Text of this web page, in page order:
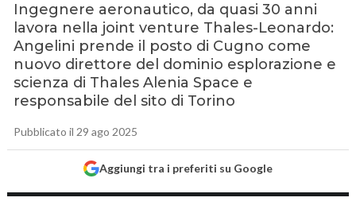
Ingegnere aeronautico, da quasi 30 anni
lavora nella joint venture Thales-Leonardo:
Angelini prende il posto di Cugno come
nuovo direttore del dominio esplorazione e
scienza di Thales Alenia Space e
responsabile del sito di Torino
Pubblicato il 29 ago 2025
Aggiungi tra i preferiti su Google